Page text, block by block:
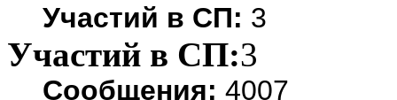
Участий в СП: 3
Участий в СП:3
Сообщения: 4007